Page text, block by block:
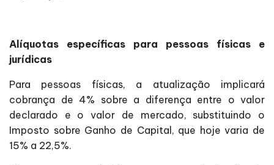
Alíquotas específicas para pessoas físicas e
jurídicas
Para pessoas físicas, a atualização implicará
cobrança de 4% sobre a diferença entre o valor
declarado e o valor de mercado, substituindo o
Imposto sobre Ganho de Capital, que hoje varia de
15% a 22,5%.